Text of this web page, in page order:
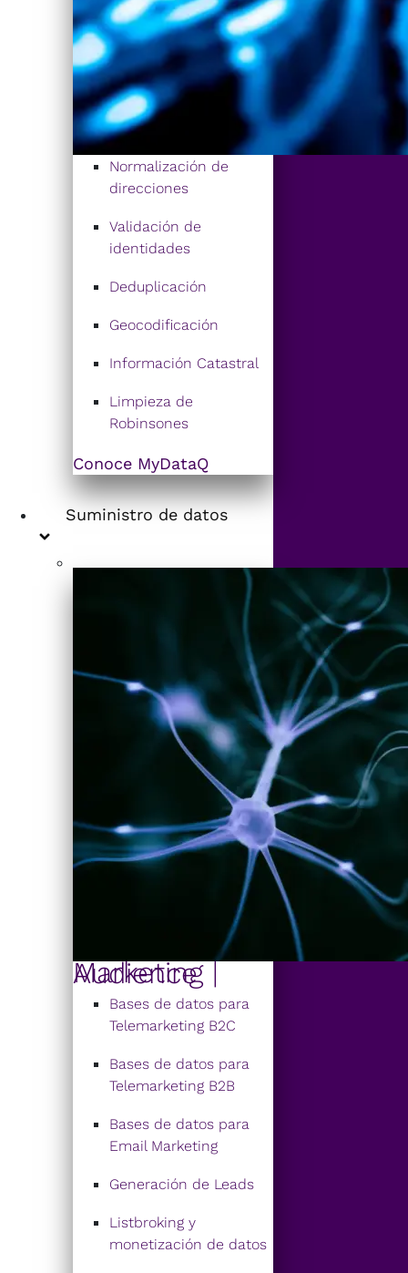
Normalización de
direcciones
Validación de
identidades
Deduplicación
Geocodificación
Información Catastral
Limpieza de
Robinsones
Conoce MyDataQ
Suministro de datos
Marketing | Audience
Bases de datos para
Telemarketing B2C
Bases de datos para
Telemarketing B2B
Bases de datos para
Email Marketing
Generación de Leads
Listbroking y
monetización de datos